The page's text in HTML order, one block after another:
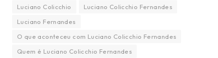
Luciano Colicchio
Luciano Colicchio Fernandes
Luciano Fernandes
O que aconteceu com Luciano Colicchio Fernandes
Quem é Luciano Colicchio Fernandes